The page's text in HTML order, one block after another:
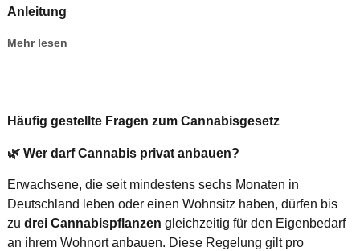
Anleitung
Mehr lesen
Häufig gestellte Fragen zum Cannabisgesetz
🌿 Wer darf Cannabis privat anbauen?
Erwachsene, die seit mindestens sechs Monaten in
Deutschland leben oder einen Wohnsitz haben, dürfen bis
zu drei Cannabispflanzen gleichzeitig für den Eigenbedarf
an ihrem Wohnort anbauen. Diese Regelung gilt pro